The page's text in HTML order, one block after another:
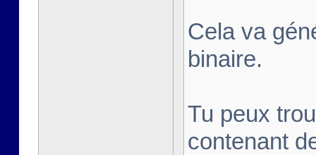
Cela va
binaire.
Tu peux
contenant